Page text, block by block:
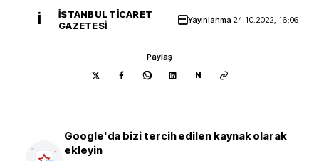
İ
İSTANBUL TICARET
GAZETESI
Yayınlanma 24.10.2022, 16:06
Paylaş
N
Google'da bizi tercih edilen kaynak olarak
ekleyin